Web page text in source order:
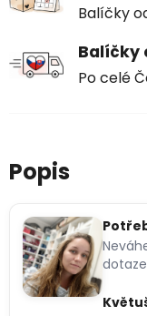
Balíčky
Balíčky
Po celé
Popis